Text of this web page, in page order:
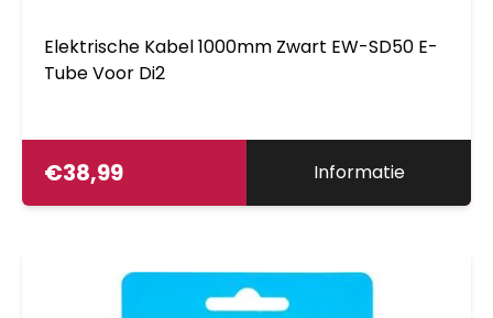
Elektrische Kabel 1000mm Zwart EW-SD50 E-
Tube Voor Di2
€38,99 Informatie